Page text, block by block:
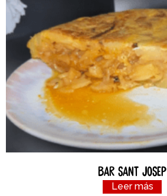
Bar Sant Josep
Leer más